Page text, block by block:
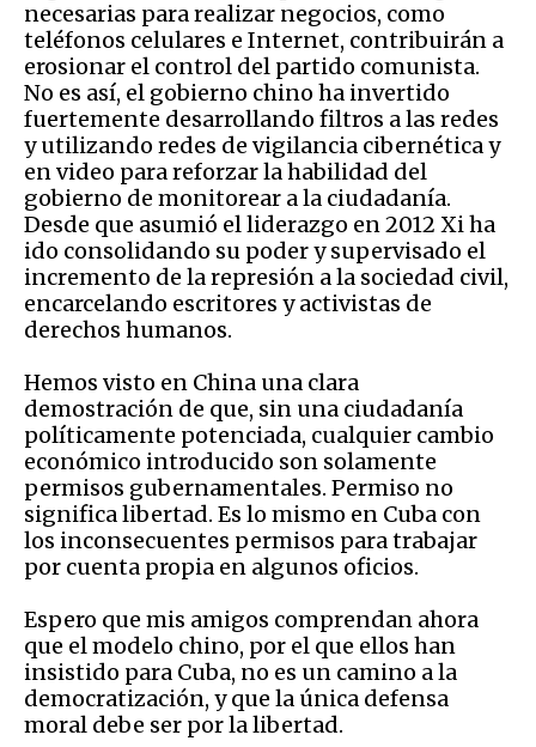
necesarias para realizar negocios, como
teléfonos celulares e Internet, contribuirán a
erosionar el control del partido comunista.
No es así, el gobierno chino ha invertido
fuertemente desarrollando filtros a las redes
y utilizando redes de vigilancia cibernética y
en video para reforzar la habilidad del
gobierno de monitorear a la ciudadanía.
Desde que asumió el liderazgo en 2012 Xi ha
ido consolidando su poder y supervisado el
incremento de la represión a la sociedad civil,
encarcelando escritores y activistas de
derechos humanos.
Hemos visto en China una clara
demostración de que, sin una ciudadanía
políticamente potenciada, cualquier cambio
económico introducido son solamente
permisos gubernamentales. Permiso no
significa libertad. Es lo mismo en Cuba con
los inconsecuentes permisos para trabajar
por cuenta propia en algunos oficios.
Espero que mis amigos comprendan ahora
que el modelo chino, por el que ellos han
insistido para Cuba, no es un camino a la
democratización, y que la única defensa
moral debe ser por la libertad.